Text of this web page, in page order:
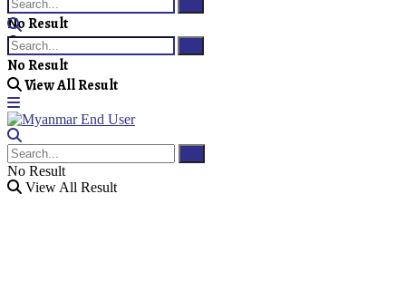
No Result
View All Result
No Result
View All Result
No Result
View All Result